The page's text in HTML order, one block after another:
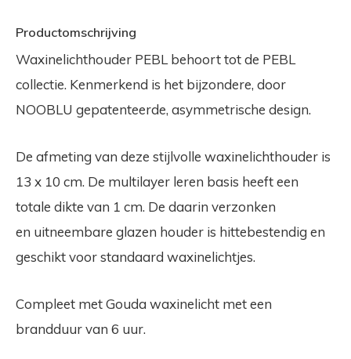
Productomschrijving
Waxinelichthouder PEBL behoort tot de PEBL
collectie. Kenmerkend is het bijzondere, door
NOOBLU gepatenteerde, asymmetrische design.
De afmeting van deze stijlvolle waxinelichthouder is
13 x 10 cm. De multilayer leren basis heeft een
totale dikte van 1 cm. De daarin verzonken
en uitneembare glazen houder is hittebestendig en
geschikt voor standaard waxinelichtjes.
Compleet met Gouda waxinelicht met een
brandduur van 6 uur.